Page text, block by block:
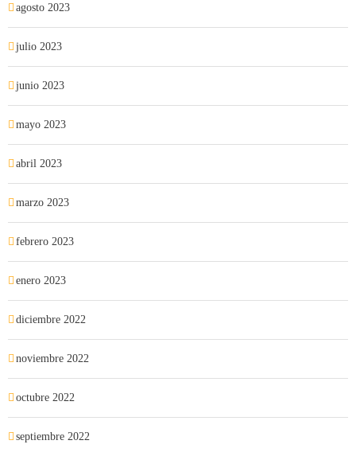
agosto 2023
julio 2023
junio 2023
mayo 2023
abril 2023
marzo 2023
febrero 2023
enero 2023
diciembre 2022
noviembre 2022
octubre 2022
septiembre 2022